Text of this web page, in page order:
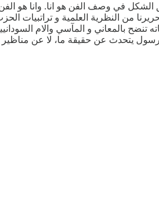
الشكل في وصف الفن هو انا. وانا هو
من النظرية العلمية و تراتبيات
بالمعاني و المآسي والام
يتحدث عن حقيقة ما، لا عن